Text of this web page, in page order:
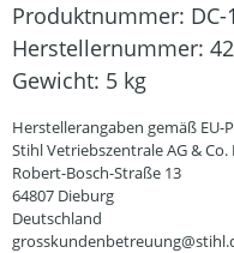
Produktnummer:
Herstellernummer:
Gewicht: 5 kg
Herstellerangaben gemäß
Stihl Vetriebszentrale AG & Co.
Robert-Bosch-Straße 13
64807 Dieburg
Deutschland